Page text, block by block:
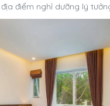
điểm nghỉ dưỡng lý